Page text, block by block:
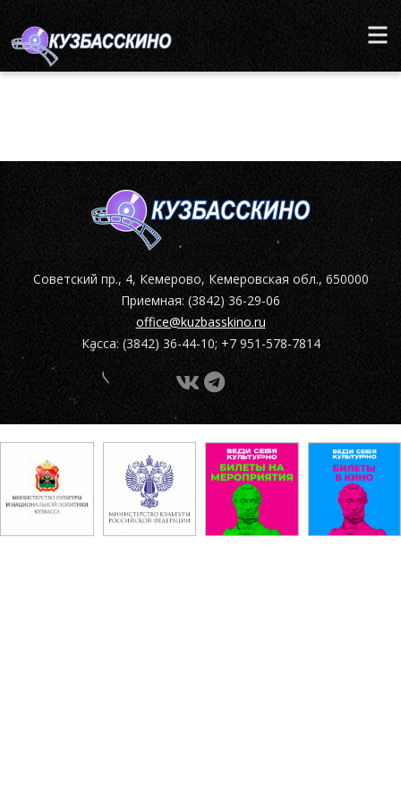
Советский пр., 4, Кемерово, Кемеровская обл., 650000
Приемная: (3842) 36-29-06
office@kuzbasskino.ru
Касса: (3842) 36-44-10; +7 951-578-7814